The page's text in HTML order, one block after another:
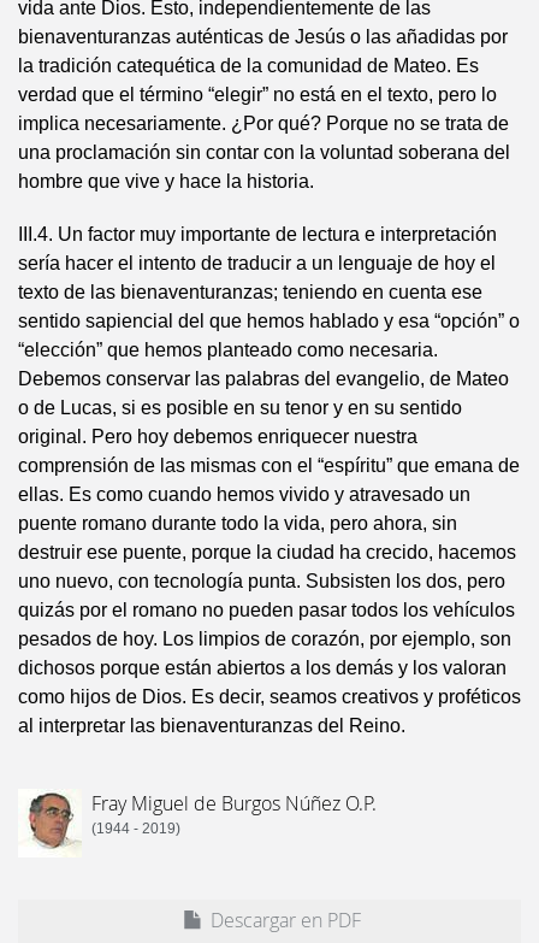
vida ante Dios. Esto, independientemente de las
bienaventuranzas auténticas de Jesús o las añadidas por
la tradición catequética de la comunidad de Mateo. Es
verdad que el término “elegir” no está en el texto, pero lo
implica necesariamente. ¿Por qué? Porque no se trata de
una proclamación sin contar con la voluntad soberana del
hombre que vive y hace la historia.
III.4. Un factor muy importante de lectura e interpretación
sería hacer el intento de traducir a un lenguaje de hoy el
texto de las bienaventuranzas; teniendo en cuenta ese
sentido sapiencial del que hemos hablado y esa “opción” o
“elección” que hemos planteado como necesaria.
Debemos conservar las palabras del evangelio, de Mateo
o de Lucas, si es posible en su tenor y en su sentido
original. Pero hoy debemos enriquecer nuestra
comprensión de las mismas con el “espíritu” que emana de
ellas. Es como cuando hemos vivido y atravesado un
puente romano durante todo la vida, pero ahora, sin
destruir ese puente, porque la ciudad ha crecido, hacemos
uno nuevo, con tecnología punta. Subsisten los dos, pero
quizás por el romano no pueden pasar todos los vehículos
pesados de hoy. Los limpios de corazón, por ejemplo, son
dichosos porque están abiertos a los demás y los valoran
como hijos de Dios. Es decir, seamos creativos y proféticos
al interpretar las bienaventuranzas del Reino.
Fray Miguel de Burgos Núñez O.P.
(1944 - 2019)
Descargar en PDF